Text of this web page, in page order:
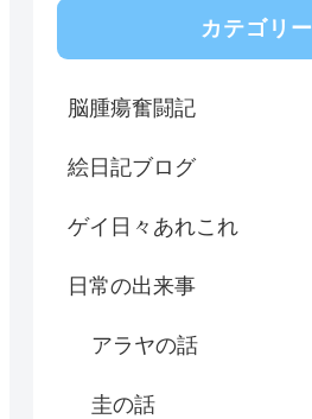
カテゴリー
脳腫瘍奮闘記
絵日記ブログ
ゲイ日々あれこれ
日常の出来事
アラヤの話
圭の話